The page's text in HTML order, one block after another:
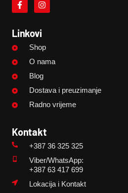
Linkovi
Shop
O nama
Blog
Dostava i preuzimanje
Radno vrijeme
Kontakt
+387 36 325 325
Viber/WhatsApp:
+387 63 417 699
Lokacija i Kontakt